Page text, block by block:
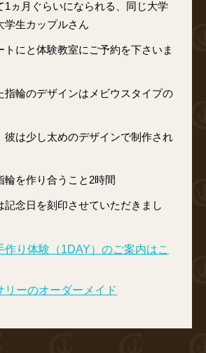
1ヵ月ぐらいになられる、同じ大学
学生カップルさん
トにと体験教室にご予約を下さいま
指輪のデザインはメビウスタイプの
彼は少し太めのデザインで制作され
輪を作り合うこと2時間
記念日を刻印させていただきまし
作り体験（1DAY）のご案内はこ
リーのオーダーメイド